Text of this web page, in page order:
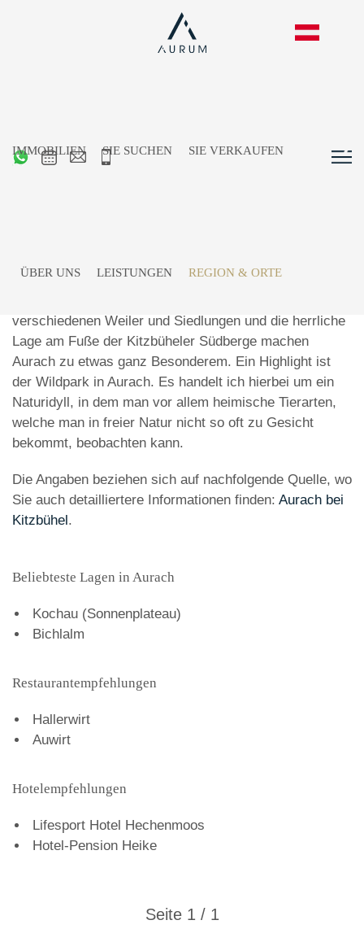
Die idyllische Lage, die landschaftliche Schönheit, der
verschiedenen Weiler und Siedlungen und die herrliche
Lage am Fuße der Kitzbüheler Südberge machen
Aurach zu etwas ganz Besonderem. Ein Highlight ist
der Wildpark in Aurach. Es handelt ich hierbei um ein
Naturidyll, in dem man vor allem heimische Tierarten,
welche man in freier Natur nicht so oft zu Gesicht
bekommt, beobachten kann.
Die Angaben beziehen sich auf nachfolgende Quelle, wo
Sie auch detailliertere Informationen finden: Aurach bei
Kitzbühel .
Beliebteste Lagen in Aurach
Kochau (Sonnenplateau)
Bichlalm
Restaurantempfehlungen
Hallerwirt
Auwirt
Hotelempfehlungen
Lifesport Hotel Hechenmoos
Hotel-Pension Heike
Seite 1 / 1
IMMOBILIEN SIE SUCHEN SIE VERKAUFEN
ÜBER UNS LEISTUNGEN REGION & ORTE